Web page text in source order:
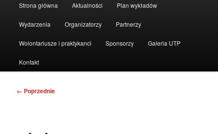
Strona główna Aktualności Plan wykładów
Wydarzenia Organizatorzy Partnerzy
Wolontariusze i praktykanci Sponsorzy Galeria UTP
Kontakt
Nawigacja
← Poprzednie